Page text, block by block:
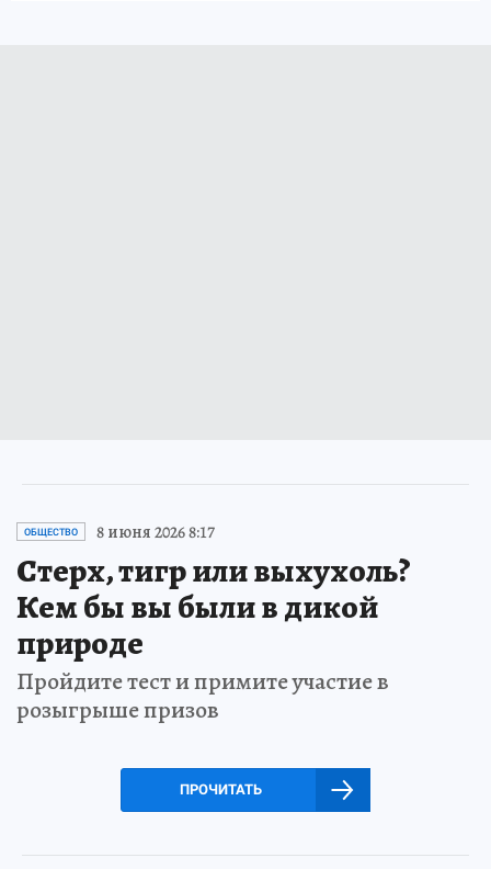
ОБЩЕСТВО 8 июня 2026 8:17
Стерх, тигр или выхухоль?
Кем бы вы были в дикой
природе
Пройдите тест и примите участие в
розыгрыше призов
ПРОЧИТАТЬ